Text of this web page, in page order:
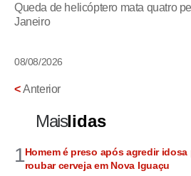
Queda de helicóptero mata quatro
Janeiro
08/08/2026
<Anterior
Maislidas
1Homem é preso após agredir idosa
roubar cerveja em Nova Iguaçu